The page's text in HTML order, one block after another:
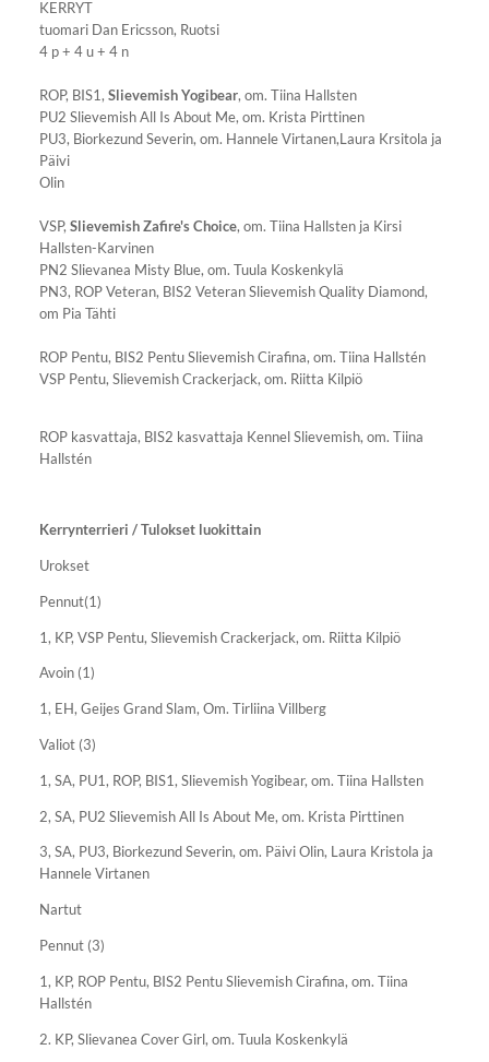
KERRYT
tuomari Dan Ericsson, Ruotsi
4 p + 4 u + 4 n
ROP, BIS1, Slievemish Yogibear, om. Tiina Hallsten
PU2 Slievemish All Is About Me, om. Krista Pirttinen
PU3, Biorkezund Severin, om. Hannele Virtanen,Laura Krsitola ja
Päivi
Olin
VSP, Slievemish Zafire's Choice, om. Tiina Hallsten ja Kirsi
Hallsten-Karvinen
PN2 Slievanea Misty Blue, om. Tuula Koskenkylä
PN3, ROP Veteran, BIS2 Veteran Slievemish Quality Diamond,
om Pia Tähti
ROP Pentu, BIS2 Pentu Slievemish Cirafina, om. Tiina Hallstén
VSP Pentu, Slievemish Crackerjack, om. Riitta Kilpiö
ROP kasvattaja, BIS2 kasvattaja Kennel Slievemish, om. Tiina
Hallstén
Kerrynterrieri / Tulokset luokittain
Urokset
Pennut(1)
1, KP, VSP Pentu, Slievemish Crackerjack, om. Riitta Kilpiö
Avoin (1)
1, EH, Geijes Grand Slam, Om. Tirliina Villberg
Valiot (3)
1, SA, PU1, ROP, BIS1, Slievemish Yogibear, om. Tiina Hallsten
2, SA, PU2 Slievemish All Is About Me, om. Krista Pirttinen
3, SA, PU3, Biorkezund Severin, om. Päivi Olin, Laura Kristola ja
Hannele Virtanen
Nartut
Pennut (3)
1, KP, ROP Pentu, BIS2 Pentu Slievemish Cirafina, om. Tiina
Hallstén
2. KP, Slievanea Cover Girl, om. Tuula Koskenkylä